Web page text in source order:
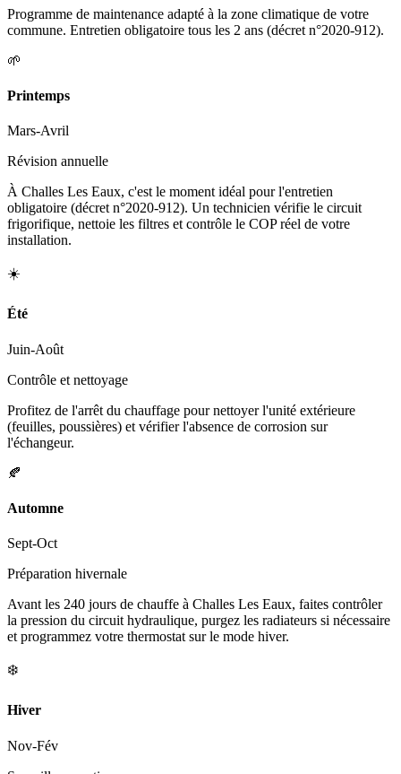
Programme de maintenance adapté à la zone climatique de votre
commune. Entretien obligatoire tous les 2 ans (décret n°2020-912).
🌱
Printemps
Mars-Avril
Révision annuelle
À Challes Les Eaux, c'est le moment idéal pour l'entretien
obligatoire (décret n°2020-912). Un technicien vérifie le circuit
frigorifique, nettoie les filtres et contrôle le COP réel de votre
installation.
☀️
Été
Juin-Août
Contrôle et nettoyage
Profitez de l'arrêt du chauffage pour nettoyer l'unité extérieure
(feuilles, poussières) et vérifier l'absence de corrosion sur
l'échangeur.
🍂
Automne
Sept-Oct
Préparation hivernale
Avant les 240 jours de chauffe à Challes Les Eaux, faites contrôler
la pression du circuit hydraulique, purgez les radiateurs si nécessaire
et programmez votre thermostat sur le mode hiver.
❄️
Hiver
Nov-Fév